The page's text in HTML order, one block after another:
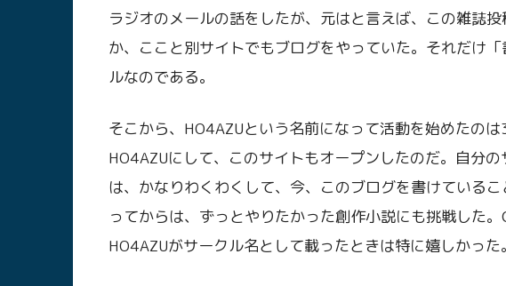
ラジオのメールの話をしたが、元はと言えば、この雑誌
か、ここと別サイトでもブログをやっていた。それだけ
ルなのである。
そこから、HO4AZUという名前になって活動を始めたの
HO4AZUにして、このサイトもオープンしたのだ。自分
は、かなりわくわくして、今、このブログを書けている
ってからは、ずっとやりたかった創作小説にも挑戦した。
HO4AZUがサークル名として載ったときは特に嬉しかった。